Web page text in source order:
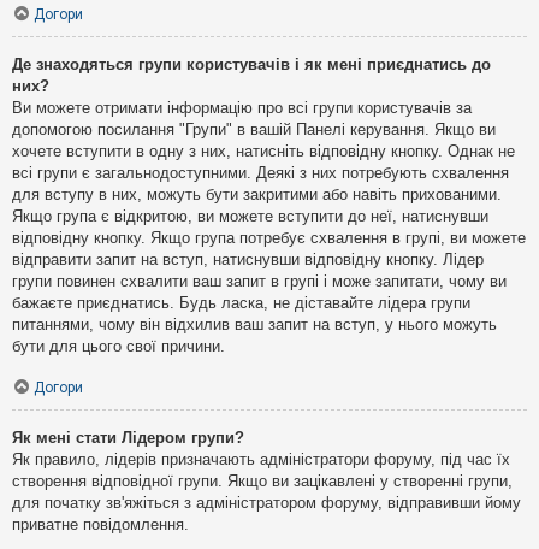
Догори
Де знаходяться групи користувачів і як мені приєднатись до
них?
Ви можете отримати інформацію про всі групи користувачів за
допомогою посилання "Групи" в вашій Панелі керування. Якщо ви
хочете вступити в одну з них, натисніть відповідну кнопку. Однак не
всі групи є загальнодоступними. Деякі з них потребують схвалення
для вступу в них, можуть бути закритими або навіть прихованими.
Якщо група є відкритою, ви можете вступити до неї, натиснувши
відповідну кнопку. Якщо група потребує схвалення в групі, ви можете
відправити запит на вступ, натиснувши відповідну кнопку. Лідер
групи повинен схвалити ваш запит в групі і може запитати, чому ви
бажаєте приєднатись. Будь ласка, не діставайте лідера групи
питаннями, чому він відхилив ваш запит на вступ, у нього можуть
бути для цього свої причини.
Догори
Як мені стати Лідером групи?
Як правило, лідерів призначають адміністратори форуму, під час їх
створення відповідної групи. Якщо ви зацікавлені у створенні групи,
для початку зв'яжіться з адміністратором форуму, відправивши йому
приватне повідомлення.